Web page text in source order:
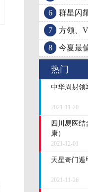
6 群星闪
7 方领、
8 今夏最
热门
中华周易领
2021-11-20
四川易医
康）
2021-12-01
天星奇门
2021-11-26